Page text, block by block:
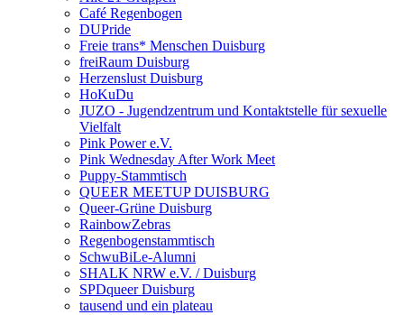
Café Regenbogen
DUPride
Freie trans* Menschen Duisburg
freiRaum Duisburg
Herzenslust Duisburg
HoKuDu
JUZO - Jugendzentrum und Kontaktstelle für sexuelle
Vielfalt
Pink Power e.V.
Pink Wednesday After Work Meet
Puppy-Stammtisch
QUEER MEETUP DUISBURG
Queer-Grüne Duisburg
RainbowZebras
Regenbogenstammtisch
SchwuBiLe-Alumni
SHALK NRW e.V. / Duisburg
SPDqueer Duisburg
tausend und ein plateau